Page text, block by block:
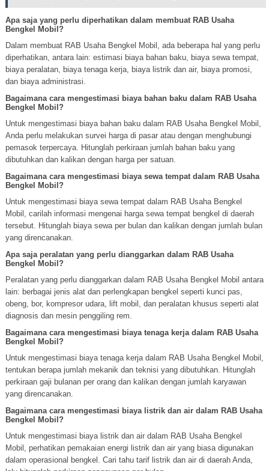
Apa saja yang perlu diperhatikan dalam membuat RAB Usaha
Bengkel Mobil?
Dalam membuat RAB Usaha Bengkel Mobil, ada beberapa hal yang perlu
diperhatikan, antara lain: estimasi biaya bahan baku, biaya sewa tempat,
biaya peralatan, biaya tenaga kerja, biaya listrik dan air, biaya promosi,
dan biaya administrasi.
Bagaimana cara mengestimasi biaya bahan baku dalam RAB Usaha
Bengkel Mobil?
Untuk mengestimasi biaya bahan baku dalam RAB Usaha Bengkel Mobil,
Anda perlu melakukan survei harga di pasar atau dengan menghubungi
pemasok terpercaya. Hitunglah perkiraan jumlah bahan baku yang
dibutuhkan dan kalikan dengan harga per satuan.
Bagaimana cara mengestimasi biaya sewa tempat dalam RAB Usaha
Bengkel Mobil?
Untuk mengestimasi biaya sewa tempat dalam RAB Usaha Bengkel
Mobil, carilah informasi mengenai harga sewa tempat bengkel di daerah
tersebut. Hitunglah biaya sewa per bulan dan kalikan dengan jumlah bulan
yang direncanakan.
Apa saja peralatan yang perlu dianggarkan dalam RAB Usaha
Bengkel Mobil?
Peralatan yang perlu dianggarkan dalam RAB Usaha Bengkel Mobil antara
lain: berbagai jenis alat dan perlengkapan bengkel seperti kunci pas,
obeng, bor, kompresor udara, lift mobil, dan peralatan khusus seperti alat
diagnosis dan mesin penggiling rem.
Bagaimana cara mengestimasi biaya tenaga kerja dalam RAB Usaha
Bengkel Mobil?
Untuk mengestimasi biaya tenaga kerja dalam RAB Usaha Bengkel Mobil,
tentukan berapa jumlah mekanik dan teknisi yang dibutuhkan. Hitunglah
perkiraan gaji bulanan per orang dan kalikan dengan jumlah karyawan
yang direncanakan.
Bagaimana cara mengestimasi biaya listrik dan air dalam RAB Usaha
Bengkel Mobil?
Untuk mengestimasi biaya listrik dan air dalam RAB Usaha Bengkel
Mobil, perhatikan pemakaian energi listrik dan air yang biasa digunakan
dalam operasional bengkel. Cari tahu tarif listrik dan air di daerah Anda,